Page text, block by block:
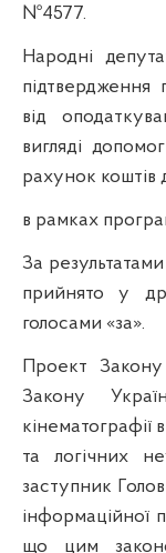
№4577.
Народні
підтвердження
від
вигляді
рахунок
в рамках
За
прийнято у
голосами «за».
Проект
Закону
кінематографії
та логічних
заступник
інформаційної
що цим